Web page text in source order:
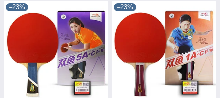
–23% –23%